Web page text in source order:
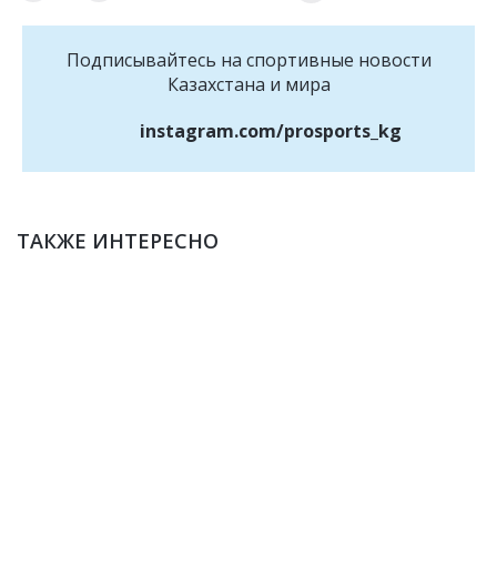
Подписывайтесь на cпортивные новости
Казахстана и мира
instagram.com/prosports_kg
ТАКЖЕ ИНТЕРЕСНО